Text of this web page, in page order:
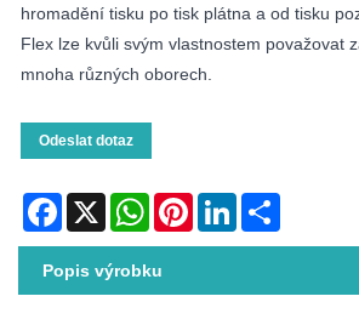
hromadění tisku po tisk plátna a od tisku
Flex lze kvůli svým vlastnostem považovat
mnoha různých oborech.
Odeslat dotaz
Facebook
X WhatsAppPinterestLinkedIn
Popis výrobku